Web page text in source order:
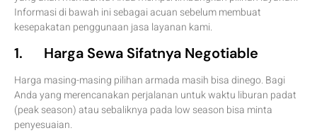
Informasi di bawah ini sebagai acuan sebelum membuat
kesepakatan penggunaan jasa layanan kami.
1. Harga Sewa Sifatnya Negotiable
Harga masing-masing pilihan armada masih bisa dinego. Bagi
Anda yang merencanakan perjalanan untuk waktu liburan padat
(peak season) atau sebaliknya pada low season bisa minta
penyesuaian.